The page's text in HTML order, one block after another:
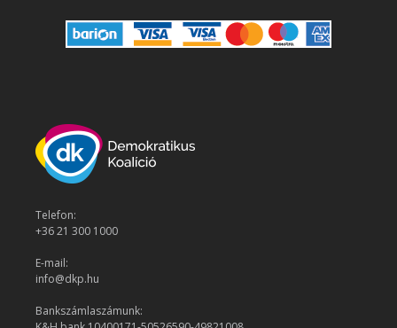
Telefon:
+36 21 300 1000
E-mail:
info@dkp.hu
Bankszámlaszámunk: